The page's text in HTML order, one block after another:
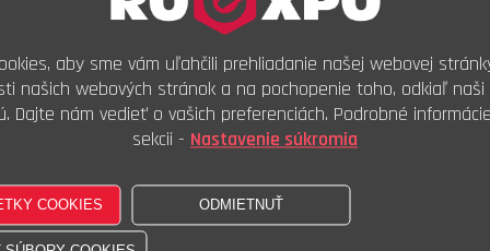
20,99€s DPH
17,49
bez DPH
Ks
Kúpiť
aby sme vám uľahčili prehliadanie našej webovej
našich webových stránok a na pochopenie toho, odkiaľ naši
Dajte nám vedieť o vašich preferenciách. Podrobné
sekcii - Nastavenie súkromia